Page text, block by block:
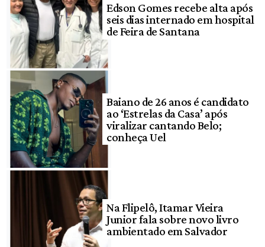
Edson Gomes recebe alta após
seis dias internado em hospital
de Feira de Santana
Baiano de 26 anos é candidato
ao ‘Estrelas da Casa’ após
viralizar cantando Belo;
conheça Uel
Na Flipelô, Itamar Vieira
Junior fala sobre novo livro
ambientado em Salvador